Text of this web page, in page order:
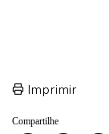
Imprimir
Compartilhe